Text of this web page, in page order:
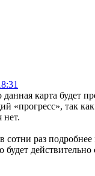
карта будет
«прогресс», так
нет.
сотни раз